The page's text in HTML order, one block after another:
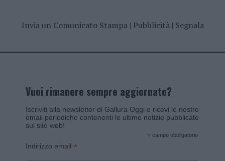
Invia un Comunicato Stampa| Pubblicità| Segnala
Vuoi rimanere sempre aggiornato?
Iscriviti alla newsletter di Gallura Oggi e ricevi le nostre
email periodiche contenenti le ultime notizie pubblicate
sul sito web!
* campo obbligatorio
Indirizzo email *